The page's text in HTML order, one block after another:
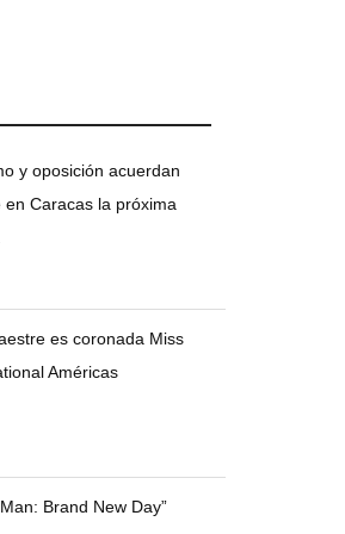
y oposición acuerdan
en Caracas la próxima
es coronada Miss
Américas
Brand New Day”